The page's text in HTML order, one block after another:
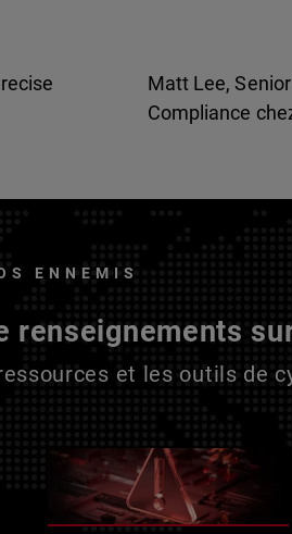
Matt Lee,
Compliance
ENNEMIS
renseignements
et les outils de